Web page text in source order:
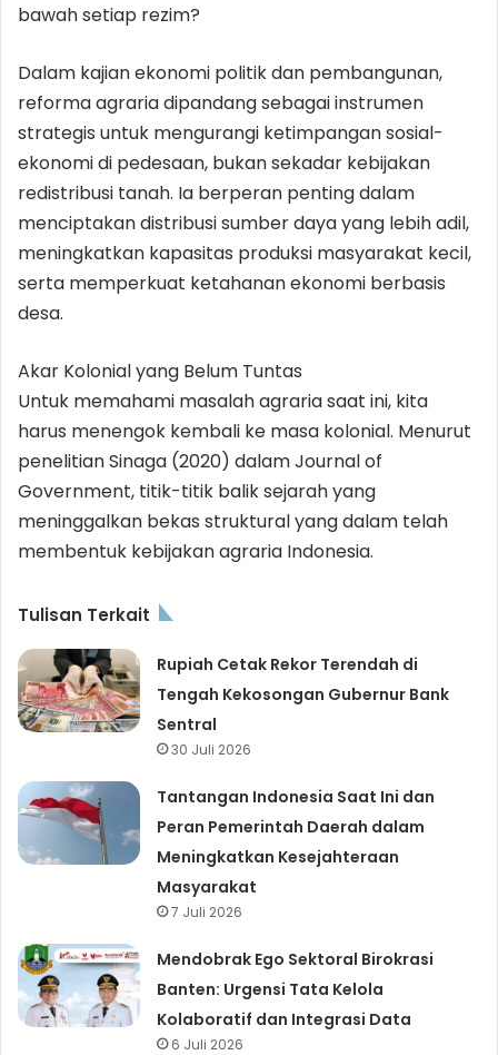
bawah setiap rezim?
Dalam kajian ekonomi politik dan pembangunan,
reforma agraria dipandang sebagai instrumen
strategis untuk mengurangi ketimpangan sosial-
ekonomi di pedesaan, bukan sekadar kebijakan
redistribusi tanah. Ia berperan penting dalam
menciptakan distribusi sumber daya yang lebih adil,
meningkatkan kapasitas produksi masyarakat kecil,
serta memperkuat ketahanan ekonomi berbasis
desa.
Akar Kolonial yang Belum Tuntas
Untuk memahami masalah agraria saat ini, kita
harus menengok kembali ke masa kolonial. Menurut
penelitian Sinaga (2020) dalam Journal of
Government, titik-titik balik sejarah yang
meninggalkan bekas struktural yang dalam telah
membentuk kebijakan agraria Indonesia.
Tulisan Terkait
Rupiah Cetak Rekor Terendah di
Tengah Kekosongan Gubernur Bank
Sentral
30 Juli 2026
Tantangan Indonesia Saat Ini dan
Peran Pemerintah Daerah dalam
Meningkatkan Kesejahteraan
Masyarakat
7 Juli 2026
Mendobrak Ego Sektoral Birokrasi
Banten: Urgensi Tata Kelola
Kolaboratif dan Integrasi Data
6 Juli 2026